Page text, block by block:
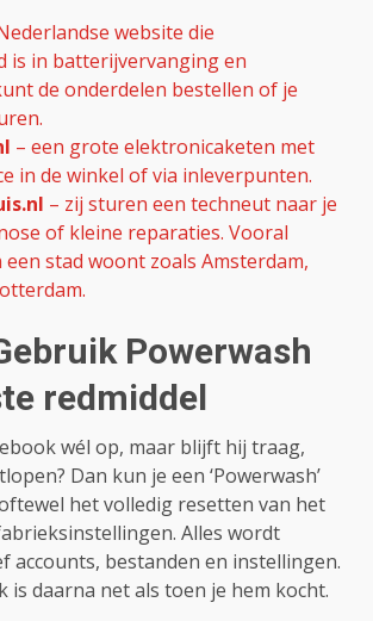
website die
is in batterijvervanging en
de onderdelen bestellen of je
– een grote elektronicaketen met
in de winkel of via inleverpunten.
– zij sturen een techneut naar je
of kleine reparaties. Vooral
een stad woont zoals Amsterdam,
Powerwash
redmiddel
wél op, maar blijft hij traag,
Dan kun je een ‘Powerwash’
het volledig resetten van het
Alles wordt
accounts, bestanden en instellingen.
is daarna net als toen je hem kocht.